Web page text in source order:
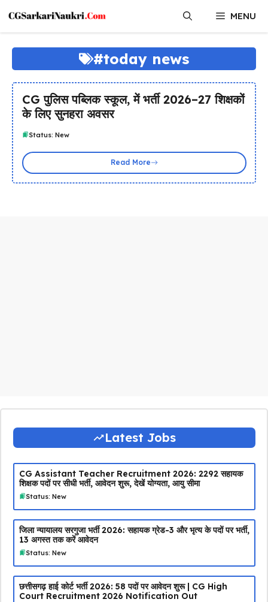
content
MENU
#today news
CG पुलिस पब्लिक स्कूल, में भर्ती 2026–27 शिक्षकों
के लिए सुनहरा अवसर
Status: New
Read More
Latest Jobs
CG Assistant Teacher Recruitment 2026: 2292 सहायक
शिक्षक पदों पर सीधी भर्ती, आवेदन शुरू, देखें योग्यता, आयु सीमा
Status: New
जिला न्यायालय सरगुजा भर्ती 2026: सहायक ग्रेड-3 और भृत्य के पदों पर भर्ती,
13 अगस्त तक करें आवेदन
Status: New
छत्तीसगढ़ हाई कोर्ट भर्ती 2026: 58 पदों पर आवेदन शुरू | CG High
Court Recruitment 2026 Notification Out